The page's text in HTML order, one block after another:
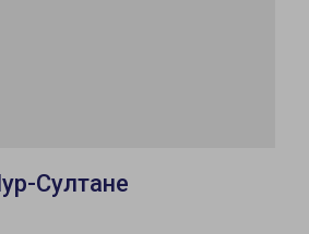
Султане